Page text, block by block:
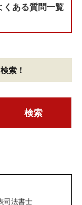
くある質問一覧
索！
司法書士